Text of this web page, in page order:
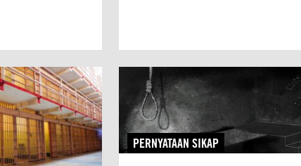
PERNYATAAN SIKAP